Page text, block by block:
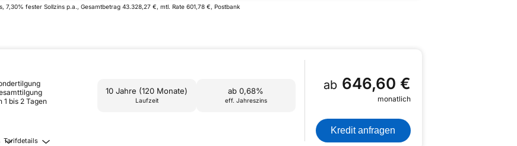
fester Sollzins p.a., Gesamtbetrag 43.328,27 €, mtl. Rate 601,78 €, Postbank
1 bis 2 Tagen
10 Jahre (120 Monate)
Laufzeit
ab 0,68%
eff. Jahreszins
ab 646,60 €
monatlich
Kredit anfragen
Tarifdetails